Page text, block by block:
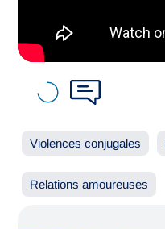
Violences conjugales
Relations amoureuses